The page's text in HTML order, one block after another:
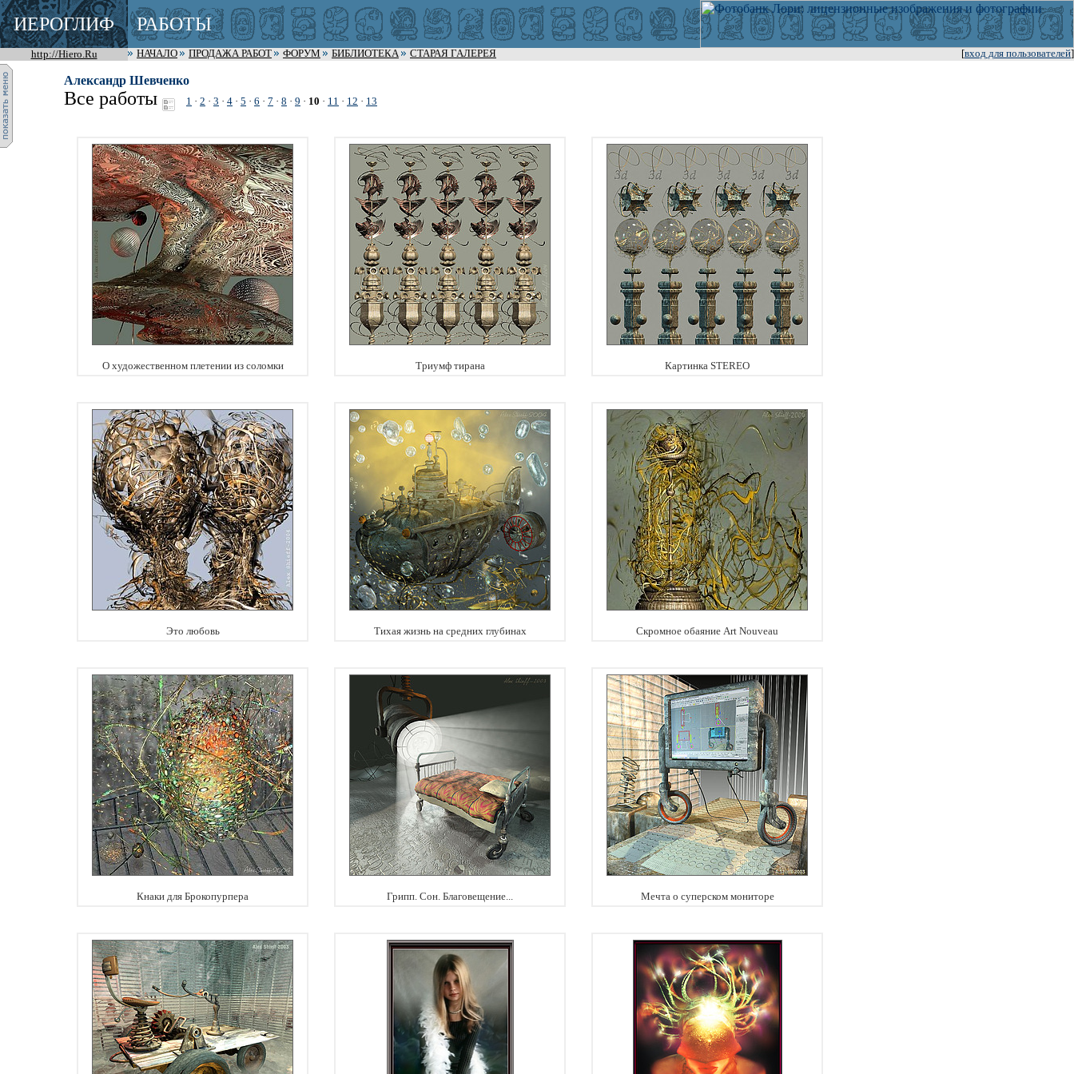
ИЕРОГЛИФ РАБОТЫ
http://Hiero.Ru [вход для пользователей]
НАЧАЛО ПРОДАЖА РАБОТ ФОРУМ БИБЛИОТЕКА СТАРАЯ ГАЛЕРЕЯ
Александр Шевченко
Все работы 1 · 2 · 3 · 4 · 5 · 6 · 7 · 8 · 9 · 10 · 11 · 12 · 13
О художественном плетении из соломки Триумф тирана Картинка STEREO
Это любовь Тихая жизнь на средних глубинах Скромное обаяние Art Nouveau
Кнаки для Брокопурпера Грипп. Сон. Благовещение... Мечта о суперском мониторе